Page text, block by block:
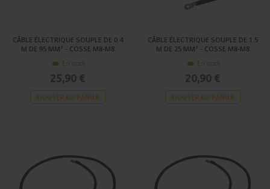
CÂBLE ÉLECTRIQUE SOUPLE DE 0.4
M DE 95 MM² - COSSE M8-M8
En stock
25,90 €
AJOUTER AU PANIER
CÂBLE ÉLECTRIQUE SOUPLE DE 1.5
M DE 25 MM² - COSSE M8-M8
En stock
20,90 €
AJOUTER AU PANIER